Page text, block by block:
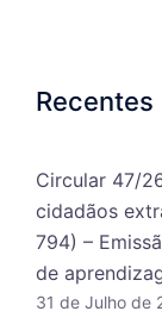
Recentes
Circular 47/
cidadãos
794) –
de
31 de Julho de